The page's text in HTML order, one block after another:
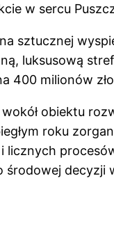
w sercu
sztucznej
luksusową
400 milionów
obiektu
roku
licznych
środowej